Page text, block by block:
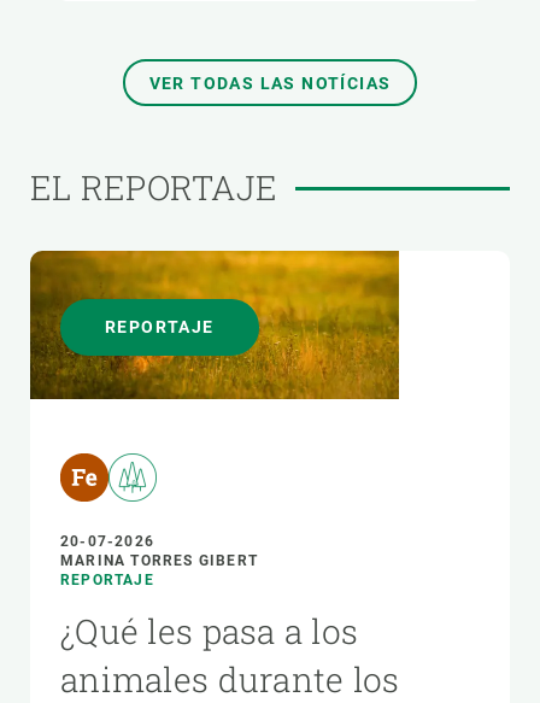
VER TODAS LAS NOTÍCIAS
EL REPORTAJE
REPORTAJE
20-07-2026
MARINA TORRES GIBERT
REPORTAJE
¿Qué les pasa a los
animales durante los